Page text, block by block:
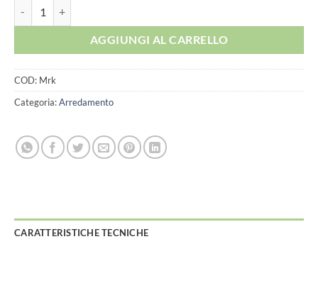
AGGIUNGI AL CARRELLO
COD: Mrk
Categoria:Arredamento
CARATTERISTICHE TECNICHE